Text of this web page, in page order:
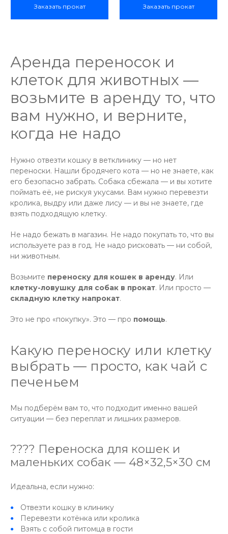
Заказать прокат Заказать прокат
Аренда переносок и
клеток для животных —
возьмите в аренду то, что
вам нужно, и верните,
когда не надо
Нужно отвезти кошку в ветклинику — но нет
переноски. Нашли бродячего кота — но не знаете, как
его безопасно забрать. Собака сбежала — и вы хотите
поймать её, не рискуя укусами. Вам нужно перевезти
кролика, выдру или даже лису — и вы не знаете, где
взять подходящую клетку.
Не надо бежать в магазин. Не надо покупать то, что вы
используете раз в год. Не надо рисковать — ни собой,
ни животным.
Возьмите переноску для кошек в аренду. Или
клетку-ловушку для собак в прокат. Или просто —
складную клетку напрокат.
Это не про «покупку». Это — про помощь.
Какую переноску или клетку
выбрать — просто, как чай с
печеньем
Мы подберём вам то, что подходит именно вашей
ситуации — без переплат и лишних размеров.
???? Переноска для кошек и
маленьких собак — 48×32,5×30 см
Идеальна, если нужно:
Отвезти кошку в клинику
Перевезти котёнка или кролика
Взять с собой питомца в гости